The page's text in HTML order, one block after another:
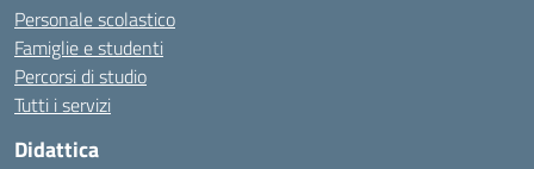
Personale scolastico
Famiglie e studenti
Percorsi di studio
Tutti i servizi
Didattica